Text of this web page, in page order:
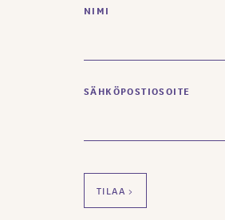
NIMI
SÄHKÖPOSTIOSOITE